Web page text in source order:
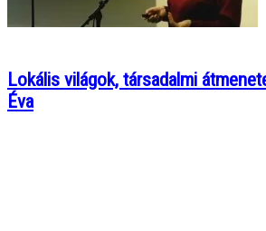
Lokális világok, társadalmi
Éva